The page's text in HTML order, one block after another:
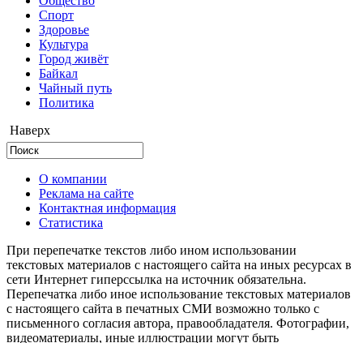
Cпорт
Здоровье
Культура
Город живёт
Байкал
Чайный путь
Политика
Наверх
О компании
Реклама на сайте
Контактная информация
Статистика
При перепечатке текстов либо ином использовании
текстовых материалов с настоящего сайта на иных ресурсах в
сети Интернет гиперссылка на источник обязательна.
Перепечатка либо иное использование текстовых материалов
с настоящего сайта в печатных СМИ возможно только с
письменного согласия автора, правообладателя. Фотографии,
видеоматериалы, иные иллюстрации могут быть